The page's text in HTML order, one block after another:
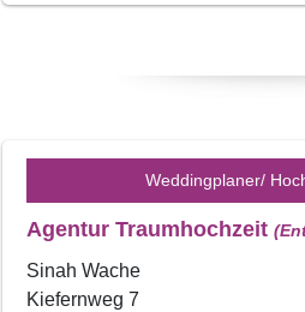
Weddingplaner/
Agentur Traumhochzeit
Sinah Wache
Kiefernweg 7